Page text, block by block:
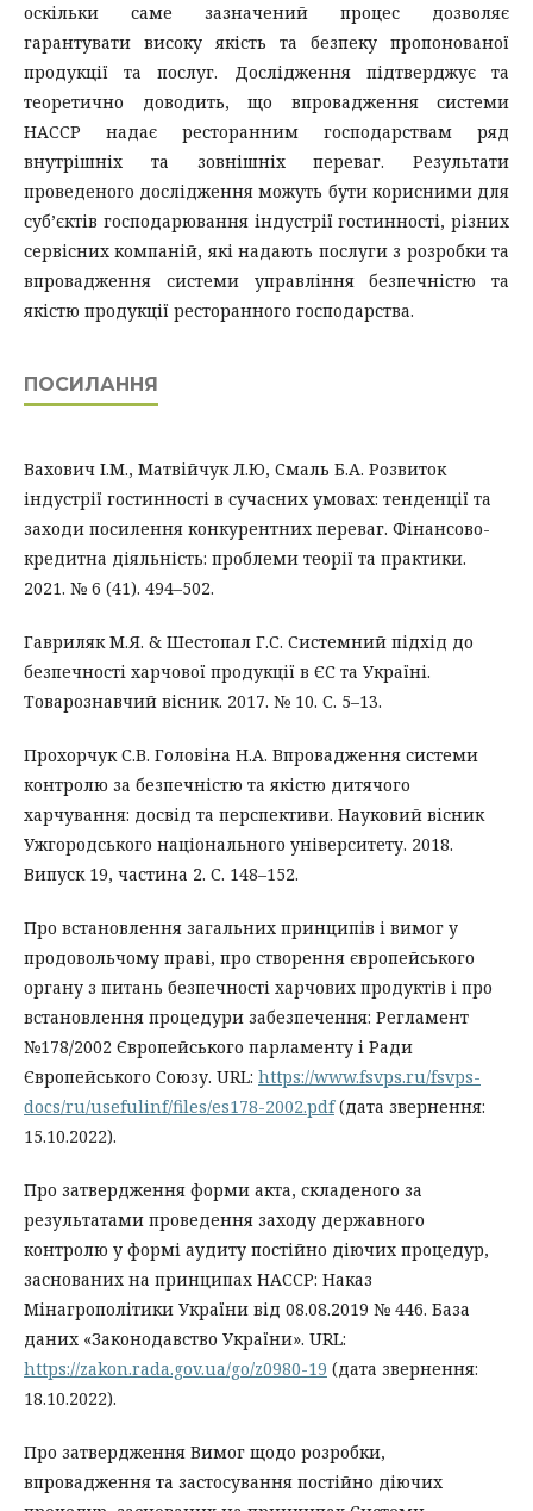
оскільки саме зазначений процес дозволяє
гарантувати високу якість та безпеку пропонованої
продукції та послуг. Дослідження підтверджує та
теоретично доводить, що впровадження системи
НАССР надає ресторанним господарствам ряд
внутрішніх та зовнішніх переваг. Результати
проведеного дослідження можуть бути корисними для
суб’єктів господарювання індустрії гостинності, різних
сервісних компаній, які надають послуги з розробки та
впровадження системи управління безпечністю та
якістю продукції ресторанного господарства.
ПОСИЛАННЯ
Вахович І.М., Матвійчук Л.Ю, Смаль Б.А. Розвиток
індустрії гостинності в сучасних умовах: тенденції та
заходи посилення конкурентних переваг. Фінансово-
кредитна діяльність: проблеми теорії та практики.
2021. № 6 (41). 494–502.
Гавриляк М.Я. & Шестопал Г.С. Системний підхід до
безпечності харчової продукції в ЄС та Україні.
Товарознавчий вісник. 2017. № 10. С. 5–13.
Прохорчук С.В. Головіна Н.А. Впровадження системи
контролю за безпечністю та якістю дитячого
харчування: досвід та перспективи. Науковий вісник
Ужгородського національного університету. 2018.
Випуск 19, частина 2. С. 148–152.
Про встановлення загальних принципів і вимог у
продовольчому праві, про створення європейського
органу з питань безпечності харчових продуктів і про
встановлення процедури забезпечення: Регламент
№178/2002 Європейського парламенту і Ради
Європейського Союзу. URL: https://www.fsvps.ru/fsvps-
docs/ru/usefulinf/files/es178-2002.pdf(дата звернення:
15.10.2022).
Про затвердження форми акта, складеного за
результатами проведення заходу державного
контролю у формі аудиту постійно діючих процедур,
заснованих на принципах НАССР: Наказ
Мінагрополітики України від 08.08.2019 № 446. База
даних «Законодавство України». URL:
https://zakon.rada.gov.ua/go/z0980-19 (дата звернення:
18.10.2022).
Про затвердження Вимог щодо розробки,
впровадження та застосування постійно діючих